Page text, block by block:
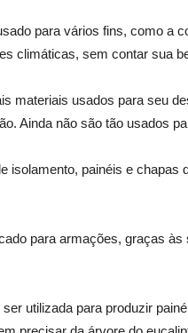
para vários fins, como a
climáticas, sem contar sua
materiais usados para seu
Ainda não são tão usados
isolamento, painéis e
para armações, graças
utilizada para produzir